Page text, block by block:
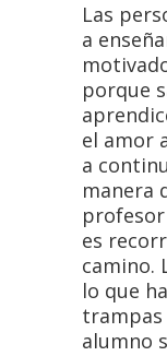
Las
a
porque
el amor
a
manera
es
camino.
lo que
trampas
alumno